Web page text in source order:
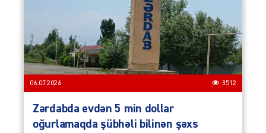
06.07.2026 3512
Zərdabda evdən 5 min dollar
oğurlamaqda şübhəli bilinən şəxs